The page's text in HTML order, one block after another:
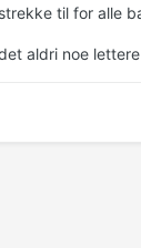
til for alle
aldri noe